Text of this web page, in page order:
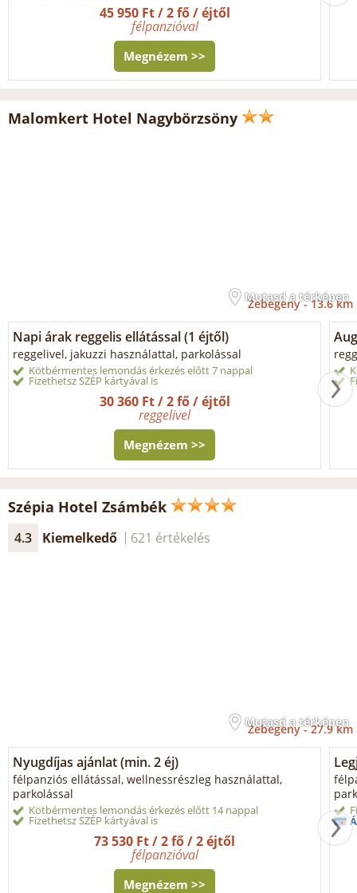
45 950 Ft / 2 fő / éjtől
félpanzióval
Megnézem >>
Malomkert Hotel Nagybörzsöny
Mutasd a térképen
Zebegény -13.6 km
Napi árak reggelis ellátással (1 éjtől)
reggelivel, jakuzzi használattal, parkolással
Kötbérmentes lemondás érkezés előtt 7 nappal
Fizethetsz SZÉP kártyával is
30 360 Ft / 2 fő / éjtől
reggelivel
Megnézem >>
Szépia Hotel Zsámbék
4.3 Kiemelkedő 621 értékelés
Mutasd a térképen
Zebegény -27.9 km
Nyugdíjas ajánlat (min. 2 éj)
félpanziós ellátással, wellnessrészleg használattal,
parkolással
Kötbérmentes lemondás érkezés előtt 14 nappal
Fizethetsz SZÉP kártyával is
73 530 Ft / 2 fő / 2 éjtől
félpanzióval
Megnézem >>